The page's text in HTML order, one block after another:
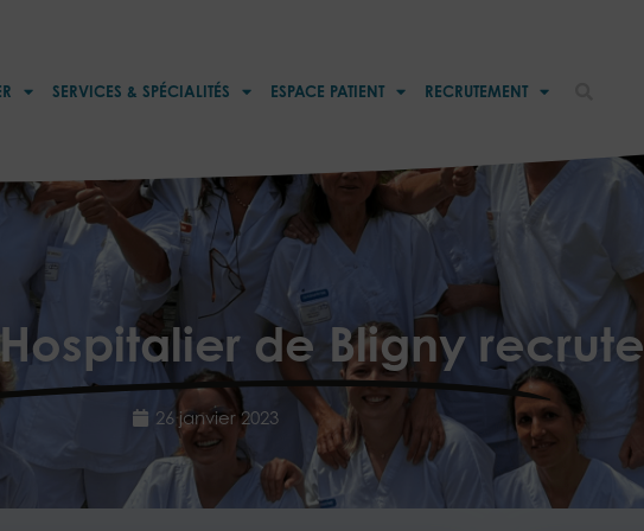
SERVICES & SPÉCIALITÉS ESPACE PATIENT RECRUTEMENT
de Bligny recrute
26 janvier 2023